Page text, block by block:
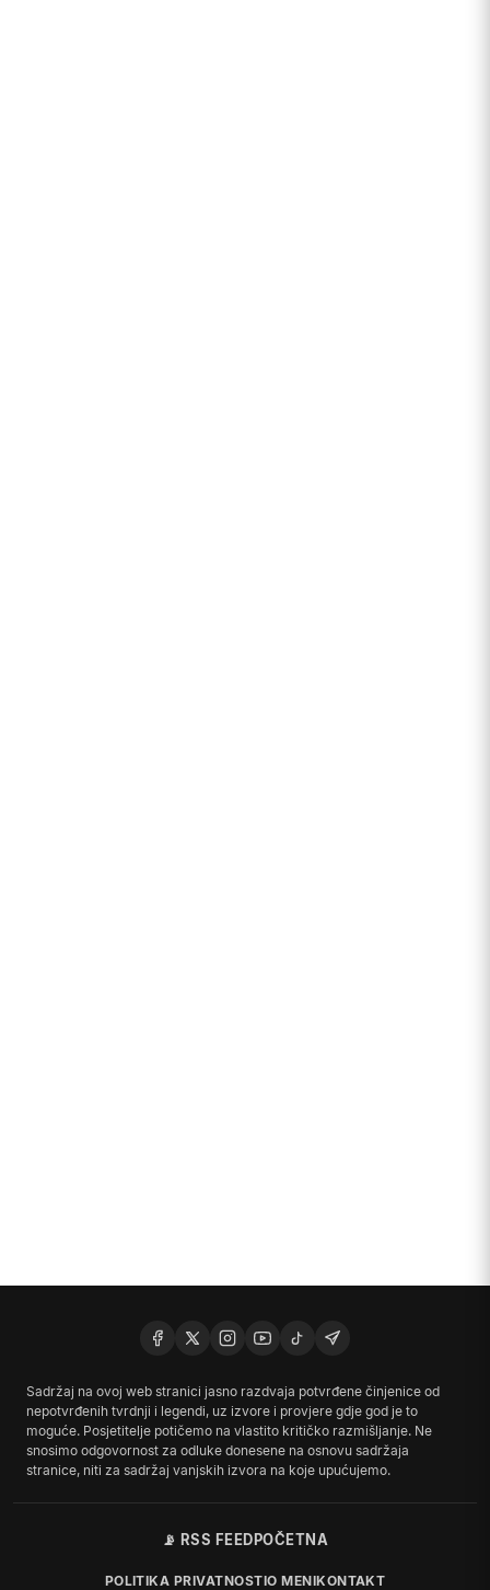
Sadržaj na ovoj web stranici jasno razdvaja potvrđene činjenice od
nepotvrđenih tvrdnji i legendi, uz izvore i provjere gdje god je to
moguće. Posjetitelje potičemo na vlastito kritičko razmišljanje. Ne
snosimo odgovornost za odluke donesene na osnovu sadržaja
stranice, niti za sadržaj vanjskih izvora na koje upućujemo.
📡 RSS FEEDPOČETNA
POLITIKA PRIVATNOSTIO MENIKONTAKT